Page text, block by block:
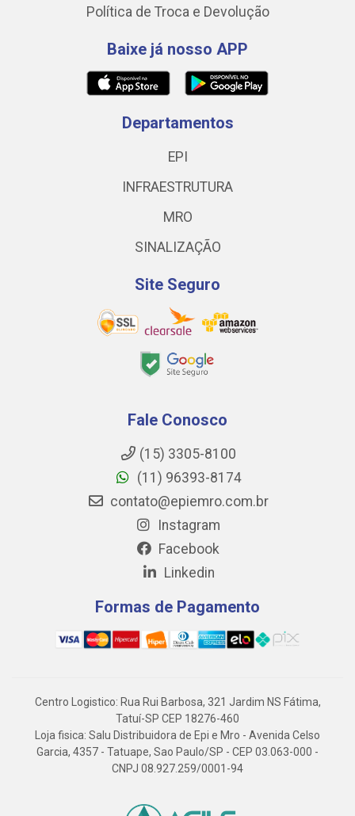
Política de Troca e Devolução
Baixe já nosso APP
Departamentos
EPI
INFRAESTRUTURA
MRO
SINALIZAÇÃO
Site Seguro
Fale Conosco
(15) 3305-8100
(11) 96393-8174
contato@epiemro.com.br
Instagram
Facebook
Linkedin
Formas de Pagamento
Centro Logistico: Rua Rui Barbosa, 321 Jardim NS Fátima,
Tatuí-SP CEP 18276-460
Loja fisica: Salu Distribuidora de Epi e Mro - Avenida Celso
Garcia, 4357 - Tatuape, Sao Paulo/SP - CEP 03.063-000 -
CNPJ 08.927.259/0001-94